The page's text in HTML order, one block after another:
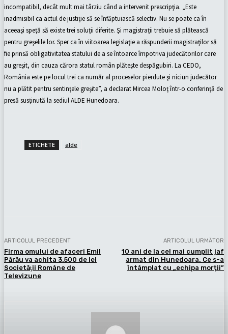
incompatibil, decât mult mai târziu când a intervenit prescripţia. „Este
inadmisibil ca actul de justiţie să se înfăptuiască selectiv. Nu se poate ca în
aceeaşi speţă să existe trei soluţii diferite. Şi magistraţii trebuie să plătească
pentru greşelile lor. Sper ca în viitoarea legislaţie a răspunderii magistraţilor să
fie prinsă obligativitatea statului de a se întoarce împotriva judecătorilor care
au greşit, din cauza cărora statul român plăteşte despăgubiri. La CEDO,
România este pe locul trei ca număr al proceselor pierdute şi niciun judecător
nu a plătit pentru sentinţele greşite”, a declarat Mircea Moloţ într-o conferinţă de
presă susţinută la sediul ALDE Hunedoara.
ETICHETE alde
ARTICOLUL PRECEDENT
Firma omului de afaceri Emil
Părău va achita 3.500 de lei
Societăţii Române de
Televizune
ARTICOLUL URMĂTOR
10 ani de la cel mai cumplit jaf
armat din Hunedoara. Ce s-a
întâmplat cu „echipa morții”